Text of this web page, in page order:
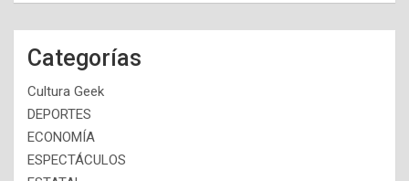
Categorías
Cultura Geek
DEPORTES
ECONOMÍA
ESPECTÁCULOS